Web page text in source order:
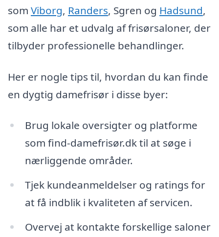
som Viborg, Randers, Sgren og Hadsund,
som alle har et udvalg af frisørsaloner, der
tilbyder professionelle behandlinger.
Her er nogle tips til, hvordan du kan finde
en dygtig damefrisør i disse byer:
Brug lokale oversigter og platforme
som find-damefrisør.dk til at søge i
nærliggende områder.
Tjek kundeanmeldelser og ratings for
at få indblik i kvaliteten af servicen.
Overvej at kontakte forskellige saloner